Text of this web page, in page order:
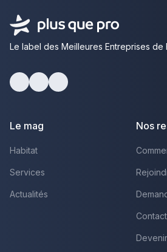
Le label des Meilleures Entreprises de
Le mag
Habitat
Services
Actualités
Nos